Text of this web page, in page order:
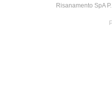
Risanamento SpA